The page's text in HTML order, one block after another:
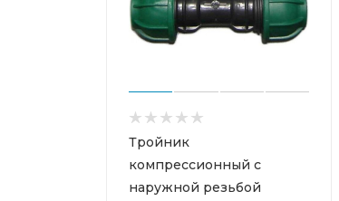
Тройник
компрессионный с
наружной резьбой